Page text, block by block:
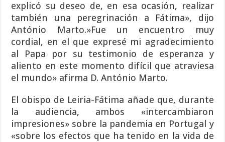
explicó su deseo de, en esa ocasión, realizar
también una peregrinación a Fátima», dijo
António Marto.»Fue un encuentro muy
cordial, en el que expresé mi agradecimiento
al Papa por su testimonio de esperanza y
aliento en este momento difícil que atraviesa
el mundo» afirma D. António Marto.
El obispo de Leiria-Fátima añade que, durante
la audiencia, ambos «intercambiaron
impresiones» sobre la pandemia en Portugal y
«sobre los efectos que ha tenido en la vida de